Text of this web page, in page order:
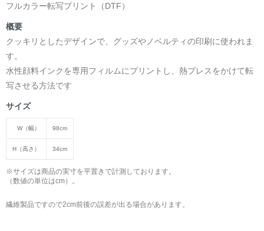
フルカラー転写プリント（DTF）
概要
クッキリとしたデザインで、グッズやノベルティの印刷に使われま
す。
水性顔料インクを専用フィルムにプリントし、熱プレスをかけて転
写させる方法です
サイズ
W（幅） 98cm
H（高さ） 34cm
※サイズは商品の実寸を平置きで計測しております。
（数値の単位はcm）。
繊維製品ですので2cm前後の誤差が出る場合があります。